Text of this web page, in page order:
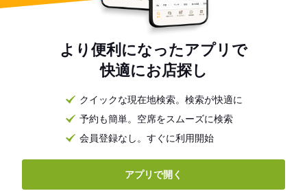
より便利になったアプリで
快適にお店探し
クイックな現在地検索。検索が快適に
予約も簡単。空席をスムーズに検索
会員登録なし。すぐに利用開始
アプリで開く